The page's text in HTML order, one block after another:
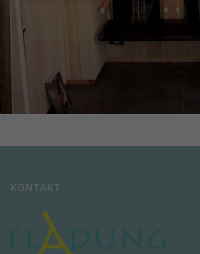
KONTAKT